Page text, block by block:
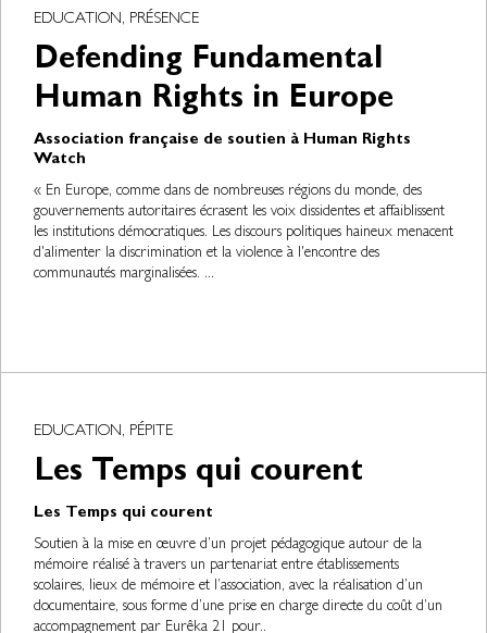
EDUCATION, PRÉSENCE
Defending Fundamental
Human Rights in Europe
Association française de soutien à Human Rights
Watch
« En Europe, comme dans de nombreuses régions du monde, des
gouvernements autoritaires écrasent les voix dissidentes et affaiblissent
les institutions démocratiques. Les discours politiques haineux menacent
d'alimenter la discrimination et la violence à l'encontre des
communautés marginalisées. ...
EDUCATION, PÉPITE
Les Temps qui courent
Les Temps qui courent
Soutien à la mise en œuvre d’un projet pédagogique autour de la
mémoire réalisé à travers un partenariat entre établissements
scolaires, lieux de mémoire et l’association, avec la réalisation d’un
documentaire, sous forme d’une prise en charge directe du coût d’un
accompagnement par Eurêka 21 pour..